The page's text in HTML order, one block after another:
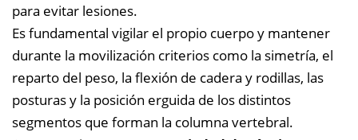
para evitar lesiones.
Es fundamental vigilar el propio cuerpo y mantener
durante la movilización criterios como la simetría, el
reparto del peso, la flexión de cadera y rodillas, las
posturas y la posición erguida de los distintos
segmentos que forman la columna vertebral.